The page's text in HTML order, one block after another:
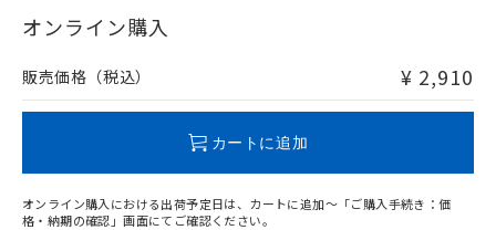
在庫等で未対応品が混在する可能性があります。
問い合わせください。
オンライン購入
販売価格（税込） ¥ 2,910
カートに追加
オンライン購入における出荷予定日は、カートに追加～「ご購入手続き：価
格・納期の確認」画面にてご確認ください。